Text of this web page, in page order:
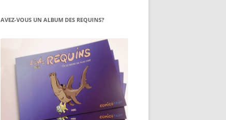
AVEZ-VOUS UN ALBUM DES REQUINS?